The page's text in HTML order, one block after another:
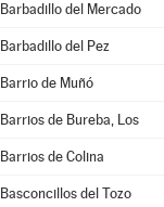
Barbadillo del Mercado
Barbadillo del Pez
Barrio de Muñó
Barrios de Bureba, Los
Barrios de Colina
Basconcillos del Tozo